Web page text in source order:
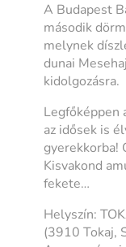
A Budapest
második
melynek
dunai
kidolgozásra.
Legfőképpen
az idősek is
gyerekkorba!
Kisvakond
fekete…
Helyszín:
(3910 Tokaj,